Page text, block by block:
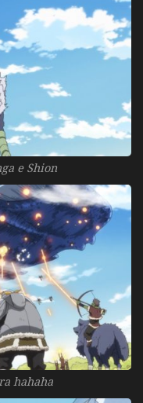
e Shion
hahaha